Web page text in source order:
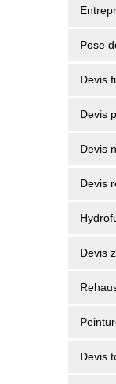
Pose
Devis
Devis
Devis
Devis
Devis
Devis